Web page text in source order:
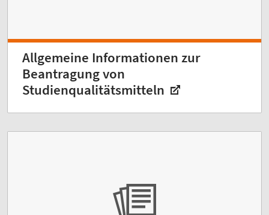
Allgemeine Informationen zur
Beantragung von
Studienqualitätsmitteln